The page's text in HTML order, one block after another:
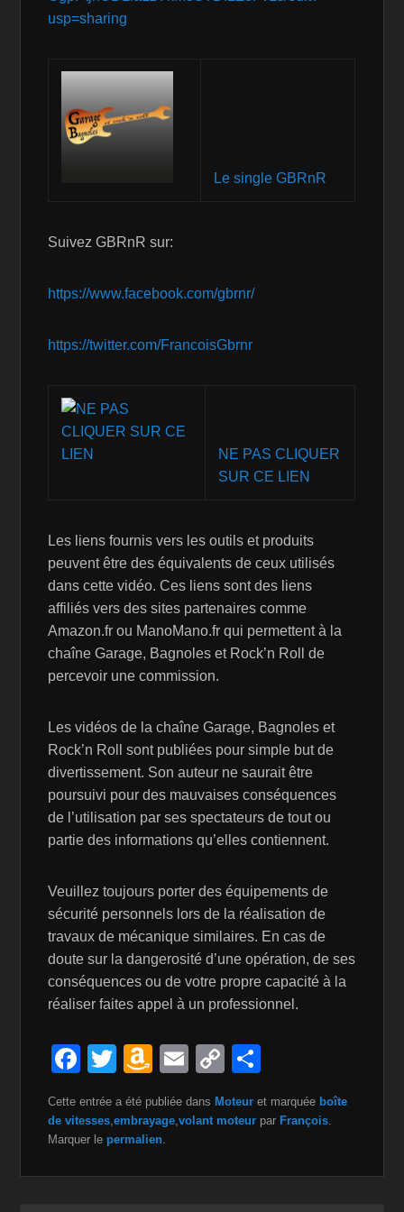
usp=sharing
Le single GBRnR
Suivez GBRnR sur:
https://www.facebook.com/gbrnr/
https://twitter.com/FrancoisGbrnr
NE PAS CLIQUER
SUR CE LIEN
Les liens fournis vers les outils et produits
peuvent être des équivalents de ceux utilisés
dans cette vidéo. Ces liens sont des liens
affiliés vers des sites partenaires comme
Amazon.fr ou ManoMano.fr qui permettent à la
chaîne Garage, Bagnoles et Rock’n Roll de
percevoir une commission.
Les vidéos de la chaîne Garage, Bagnoles et
Rock’n Roll sont publiées pour simple but de
divertissement. Son auteur ne saurait être
poursuivi pour des mauvaises conséquences
de l’utilisation par ses spectateurs de tout ou
partie des informations qu’elles contiennent.
Veuillez toujours porter des équipements de
sécurité personnels lors de la réalisation de
travaux de mécanique similaires. En cas de
doute sur la dangerosité d’une opération, de ses
conséquences ou de votre propre capacité à la
réaliser faites appel à un professionnel.
F
c
e
b
T
tt
er
A
a
z
o
E
ail
C
p
Li
ta
er
Cette entrée a été publiée dans Moteur et marquée boîte
de vitesses ,embrayage ,volant moteur par François
Marquer le permalien